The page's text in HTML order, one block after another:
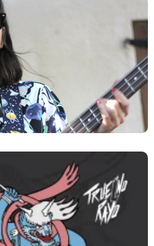
Teatre
Llibres
La Llista